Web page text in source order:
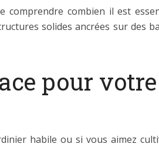
comprendre combien il est
solides ancrées sur des
pour
habile ou si vous aimez